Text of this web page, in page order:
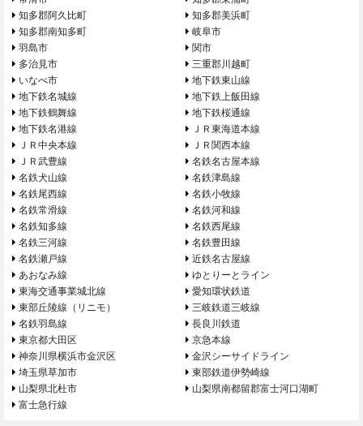
知多郡阿久比町
知多郡美浜町
知多郡南知多町
岐阜市
羽島市
関市
多治見市
三重郡川越町
いなべ市
地下鉄東山線
地下鉄名城線
地下鉄上飯田線
地下鉄鶴舞線
地下鉄桜通線
地下鉄名港線
ＪＲ東海道本線
ＪＲ中央本線
ＪＲ関西本線
ＪＲ武豊線
名鉄名古屋本線
名鉄犬山線
名鉄津島線
名鉄尾西線
名鉄小牧線
名鉄常滑線
名鉄河和線
名鉄知多線
名鉄西尾線
名鉄三河線
名鉄豊田線
名鉄瀬戸線
近鉄名古屋線
あおなみ線
ゆとりーとライン
東海交通事業城北線
愛知環状鉄道
東部丘陵線（リニモ）
三岐鉄道三岐線
名鉄羽島線
長良川鉄道
東京都大田区
京急本線
神奈川県横浜市金沢区
金沢シーサイドライン
埼玉県草加市
東部鉄道伊勢崎線
山梨県北杜市
山梨県南都留郡富士河口湖町
富士急行線